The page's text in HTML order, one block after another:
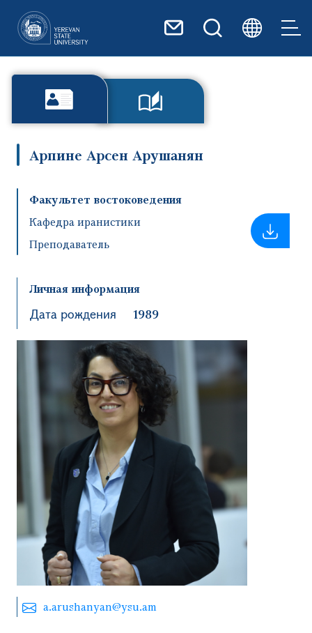
a.arushanyan@ysu.am
Арпине Арсен Арушанян
Факультет востоковедения
Кафедра иранистики
Преподаватель
Личная информация
Дата рождения 1989